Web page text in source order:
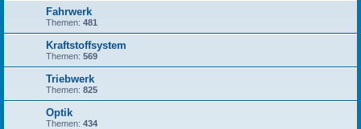
Fahrwerk
Themen: 481
Kraftstoffsystem
Themen: 569
Triebwerk
Themen: 825
Optik
Themen: 434